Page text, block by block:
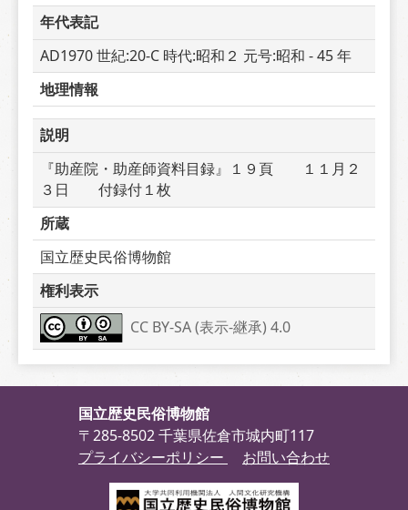
年代表記
AD1970 世紀:20-C 時代:昭和２ 元号:昭和 - 45 年
地理情報
説明
『助産院・助産師資料目録』１９頁　　１１月２
３日　　付録付１枚
所蔵
国立歴史民俗博物館
権利表示
CC BY-SA (表示-継承) 4.0
国立歴史民俗博物館
〒285-8502 千葉県佐倉市城内町117
プライバシーポリシー
お問い合わせ